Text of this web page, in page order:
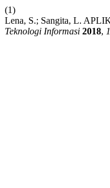
(1)
Lena, S.; Sangita, L.
Teknologi Informasi 2018, 1